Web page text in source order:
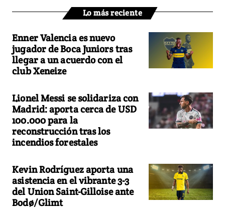
Lo más reciente
Enner Valencia es nuevo
jugador de Boca Juniors tras
llegar a un acuerdo con el
club Xeneize
Lionel Messi se solidariza con
Madrid: aporta cerca de USD
100.000 para la
reconstrucción tras los
incendios forestales
Kevin Rodríguez aporta una
asistencia en el vibrante 3-3
del Union Saint-Gilloise ante
Bodø/Glimt